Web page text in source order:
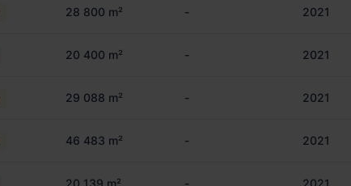
28 800 m² - 2021
20 400 m² - 2021
29 088 m² - 2021
46 483 m² - 2021
20 139 m² - 2021